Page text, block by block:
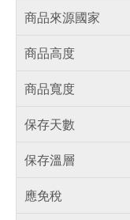
商品來源國家
商品高度
商品寬度
保存天數
保存溫層
應免稅